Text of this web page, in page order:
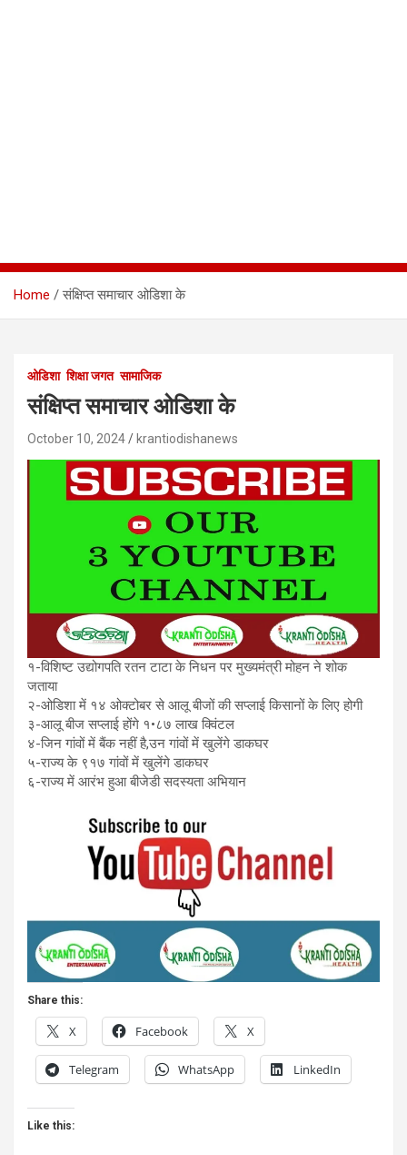
Home संक्षिप्त समाचार ओडिशा के
ओडिशा शिक्षा जगत सामाजिक
संक्षिप्त समाचार ओडिशा के
October 10, 2024 krantiodishanews
१-विशिष्ट उद्योगपति रतन टाटा के निधन पर मुख्यमंत्री मोहन ने शोक
जताया
२-ओडिशा में १४ ओक्टोबर से आलू बीजों की सप्लाई किसानों के लिए होगी
३-आलू बीज सप्लाई होंगे १•८७ लाख क्विंटल
४-जिन गांवों में बैंक नहीं है,उन गांवों में खुलेंगे डाकघर
५-राज्य के ९१७ गांवों में खुलेंगे डाकघर
६-राज्य में आरंभ हुआ बीजेडी सदस्यता अभियान
Share this:
X Facebook X
Telegram WhatsApp LinkedIn
Like this: